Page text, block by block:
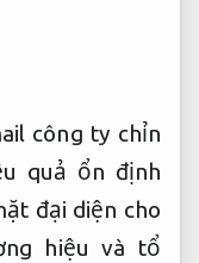
công ty chỉn
quả ổn định
đại diện cho
hiệu và tổ